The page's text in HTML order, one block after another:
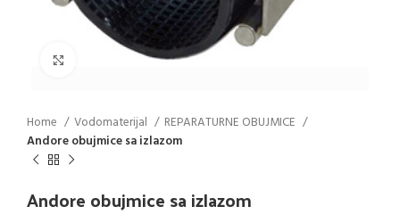
Click to enlarge
Home Vodomaterijal
REPARATURNE OBUJMICE
Andore obujmice sa izlazom
Andore obujmice sa izlazom